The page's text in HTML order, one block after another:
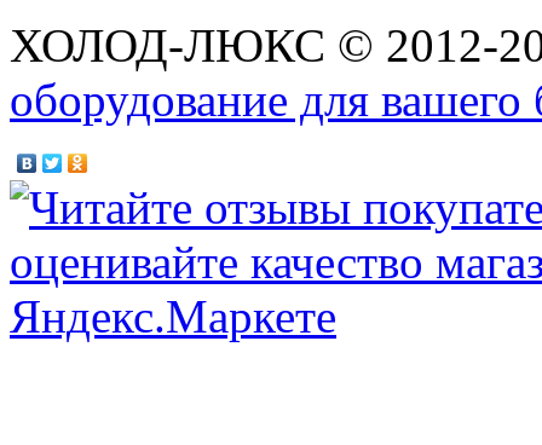
ХОЛОД-ЛЮКС © 2012-
оборудование для вашего